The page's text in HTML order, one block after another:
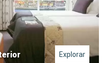
Explorar